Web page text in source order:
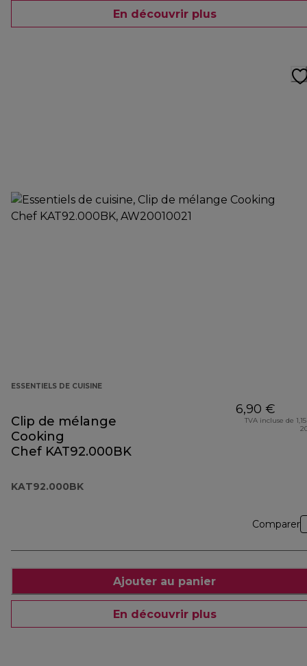
En découvrir plus
ESSENTIELS DE CUISINE
Clip de mélange
Cooking
Chef KAT92.000BK
KAT92.000BK
6,90 €
TVA incluse de
Comparer
Ajouter au panier
En découvrir plus